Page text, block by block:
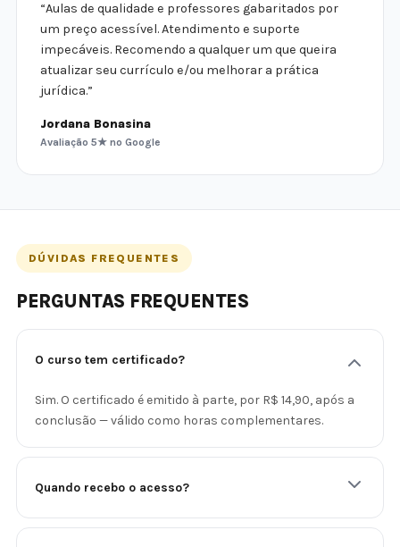
“Aulas de qualidade e professores gabaritados por
um preço acessível. Atendimento e suporte
impecáveis. Recomendo a qualquer um que queira
atualizar seu currículo e/ou melhorar a prática
jurídica.”
Jordana Bonasina
Avaliação 5★ no Google
DÚVIDAS FREQUENTES
PERGUNTAS FREQUENTES
O curso tem certificado?
Sim. O certificado é emitido à parte, por R$ 14,90, após a
conclusão — válido como horas complementares.
Quando recebo o acesso?